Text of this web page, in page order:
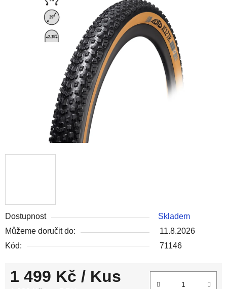
Dostupnost
Skladem
Můžeme doručit do:
11.8.2026
Kód:
71146
1 499 Kč / Kus